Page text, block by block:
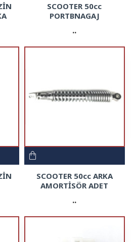
SCOOTER 50cc
PORTBNAGAJ
..
SCOOTER 50cc ARKA
AMORTİSÖR ADET
..